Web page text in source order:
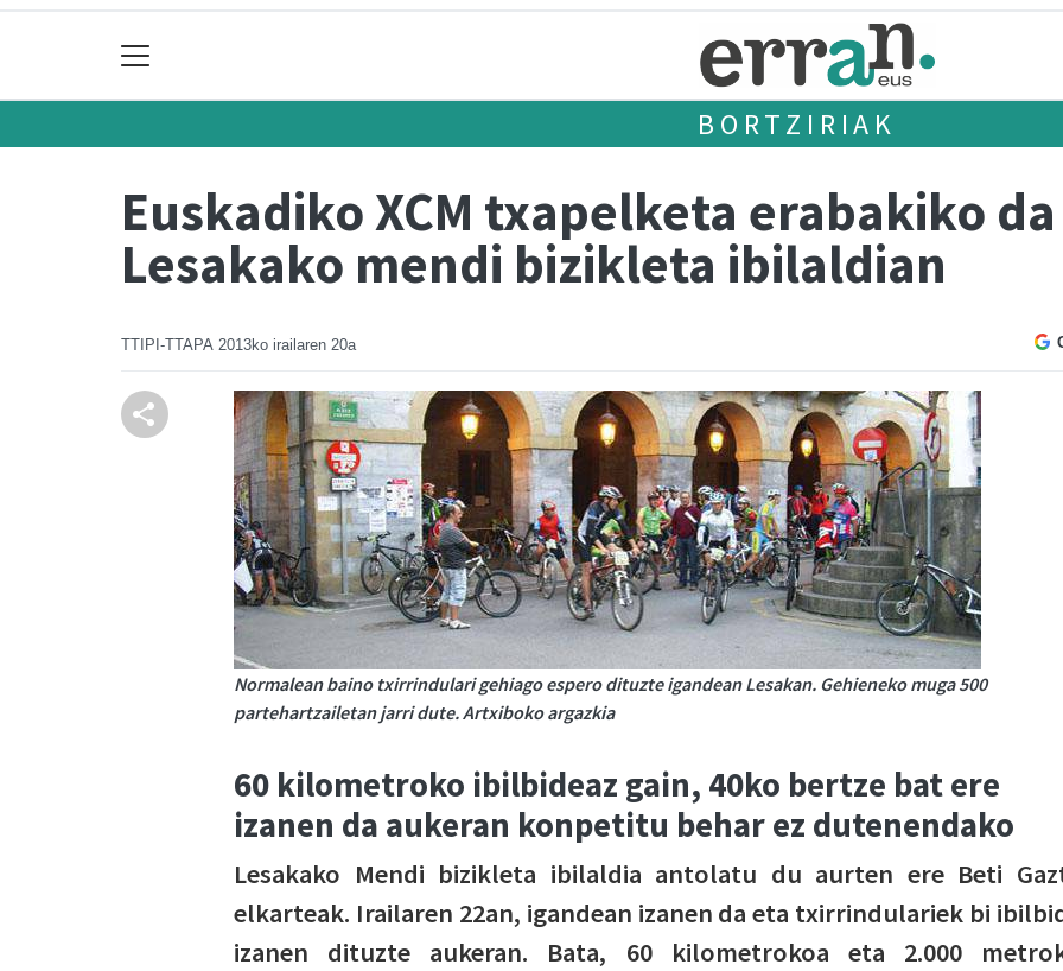
BORTZIRIAK
Euskadiko XCM txapelketa erabakiko
Lesakako mendi bizikleta ibilaldian
TTIPI-TTAPA 2013ko irailaren 20a
Normalean baino txirrindulari gehiago espero dituzte igandean Lesakan. Gehieneko muga 500
partehartzailetan jarri dute. Artxiboko argazkia
60 kilometroko ibilbideaz gain, 40ko bertze bat ere
izanen da aukeran konpetitu behar ez dutenendako
Lesakako Mendi bizikleta ibilaldia antolatu du aurten ere Beti
elkarteak. Irailaren 22an, igandean izanen da eta txirrindulariek bi
izanen dituzte aukeran. Bata, 60 kilometrokoa eta 2.000